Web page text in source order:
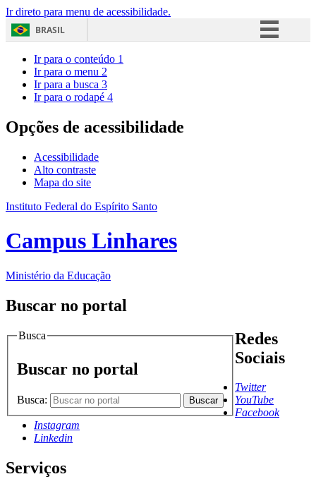
Ir direto para menu de acessibilidade.
BRASIL
Acesso à informação
Ir para o conteúdo 1
Ir para o menu 2
Ir para a busca 3
Ir para o rodapé 4
Opções de acessibilidade
Acessibilidade
Alto contraste
Mapa do site
Instituto Federal do Espírito Santo
Campus Linhares
Ministério da Educação
Buscar no portal
Busca
Buscar no portal
Busca: Buscar
Redes
Sociais
Twitter
YouTube
Facebook
Instagram
Linkedin
Serviços